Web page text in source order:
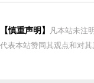
【慎重声明】
凡本站未注
代表本站赞同其观点和对